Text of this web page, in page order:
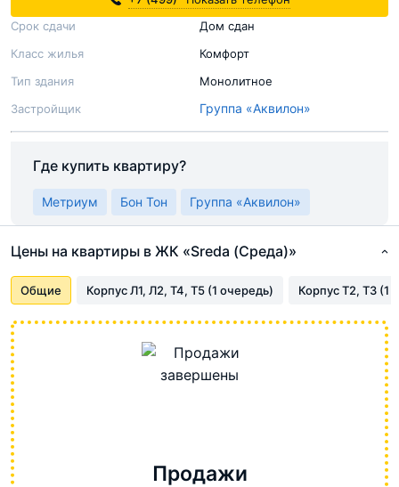
Срок сдачи
Дом сдан
Класс жилья
Комфорт
Тип здания
Монолитное
Застройщик
Группа «Аквилон»
Где купить квартиру?
Метриум Бон Тон Группа «Аквилон»
Цены на квартиры в ЖК «Sreda (Среда)»
Общие Корпус Л1, Л2, Т4, Т5 (1 очередь) Корпус Т2, Т3 (1
Продажи